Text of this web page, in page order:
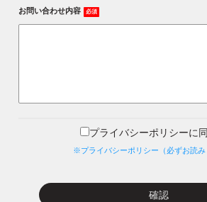
お問い合わせ内容 必須
プライバシーポリシーに
※プライバシーポリシー（必ずお読み